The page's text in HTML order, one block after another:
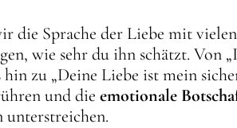
die Sprache der Liebe mit
wie sehr du ihn schätzt. Von
zu „Deine Liebe ist mein
und dieemotionale
unterstreichen.